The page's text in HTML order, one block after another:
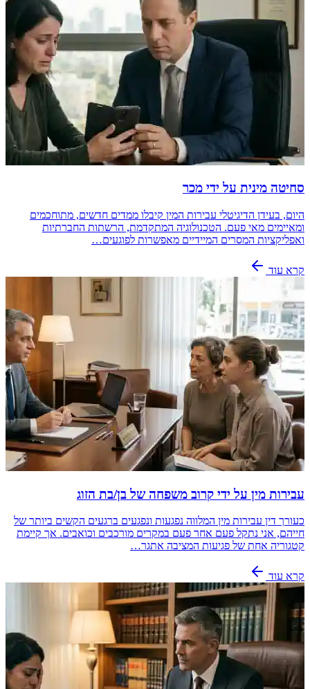
סחיטה מינית על ידי מכר
היום, בעידן הדיגיטלי עבירות המין קיבלו ממדים חדשים, מתוחכמים
ומאיימים מאי פעם. הטכנולוגיה המתקדמת, הרשתות החברתיות
ואפליקציות המסרים המיידיים מאפשרות לפוגעים…
קרא עוד
עבירות מין על ידי קרוב משפחה של בן/בת הזוג
כעורך דין עבירות מין המלווה נפגעות ונפגעים ברגעים הקשים ביותר של
חייהם, אני נתקל פעם אחר פעם במקרים מורכבים וכואבים. אך קיימת
קטגוריה אחת של פגיעות המציבה אתגר…
קרא עוד